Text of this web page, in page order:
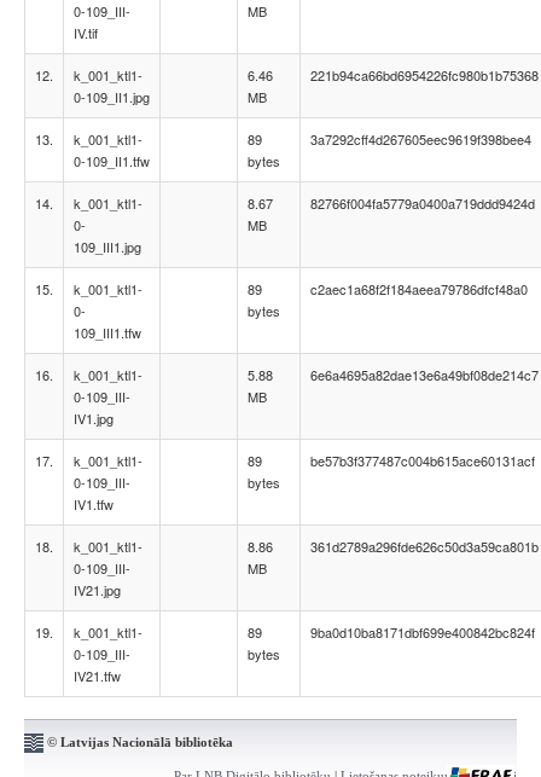
0-109_III-
IV.tif
MB
12.
k_001_ktl1-
0-109_II1.jpg
6.46
MB
221b94ca66bd6954226fc980b1b75368
13.
k_001_ktl1-
0-109_II1.tfw
89
bytes
3a7292cff4d267605eec9619f398bee4
14.
k_001_ktl1-
0-
109_III1.jpg
8.67
MB
82766f004fa5779a0400a719ddd9424d
15.
k_001_ktl1-
0-
109_III1.tfw
89
bytes
c2aec1a68f2f184aeea79786dfcf48a0
16.
k_001_ktl1-
0-109_III-
IV1.jpg
5.88
MB
6e6a4695a82dae13e6a49bf08de214c7
17.
k_001_ktl1-
0-109_III-
IV1.tfw
89
bytes
be57b3f377487c004b615ace60131acf
18.
k_001_ktl1-
0-109_III-
IV21.jpg
8.86
MB
361d2789a296fde626c50d3a59ca801b
19.
k_001_ktl1-
0-109_III-
IV21.tfw
89
bytes
9ba0d10ba8171dbf699e400842bc824f
© Latvijas Nacionālā bibliotēka